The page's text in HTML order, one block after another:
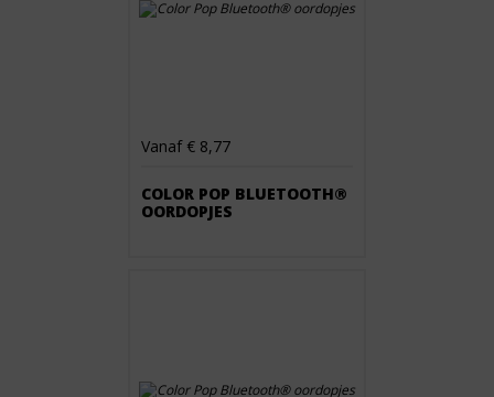
Vanaf € 8,77
COLOR POP BLUETOOTH®
OORDOPJES